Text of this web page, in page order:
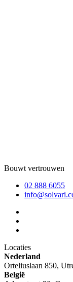
Bouwt vertrouwen
02 888 6055
Locaties
Nederland
Orteliuslaan 850,
België